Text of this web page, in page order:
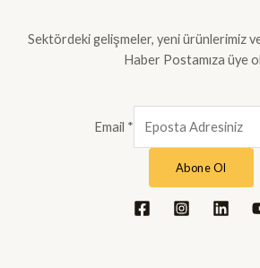
Sektördeki gelişmeler, yeni ürünlerimiz
Haber Postamıza üye
Email *
Abone Ol